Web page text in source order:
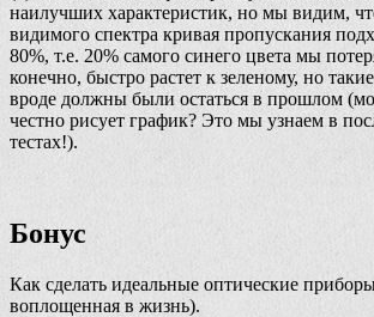
наилучших характеристик, но мы видим,
видимого спектра кривая пропускания
80%, т.е. 20% самого синего цвета мы
конечно, быстро растет к зеленому, но
вроде должны были остаться в прошлом
честно рисует график? Это мы узнаем в
тестах!).
Бонус
Как сделать идеальные оптические
воплощенная в жизнь).